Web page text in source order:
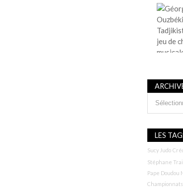
LES
Sucy Judo
Stéphane
Pape Doudou